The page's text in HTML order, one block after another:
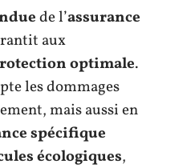
de l’assurance
aux
optimale.
les dommages
mais aussi en
spécifique
écologiques,